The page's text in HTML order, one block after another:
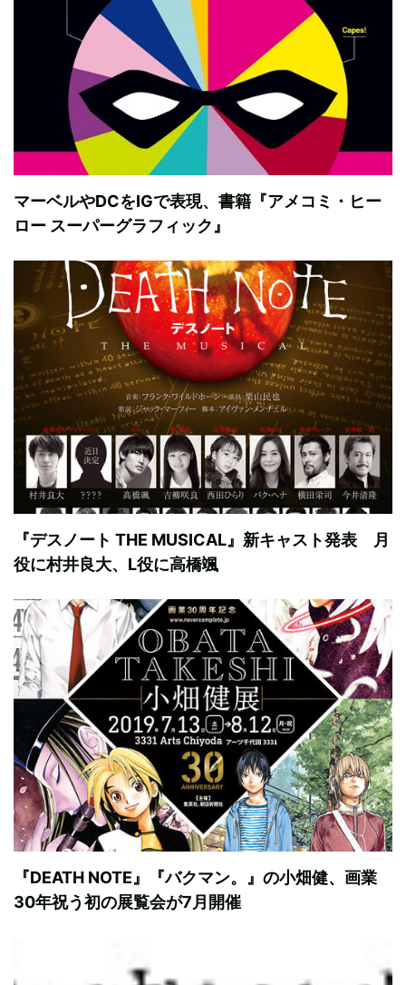
マーベルやDCをIGで表現、書籍『アメコミ・ヒー
ロー スーパーグラフィック』
『デスノート THE MUSICAL』新キャスト発表 月
役に村井良大、L役に高橋颯
『DEATH NOTE』『バクマン。』の小畑健、画業
30年祝う初の展覧会が7月開催